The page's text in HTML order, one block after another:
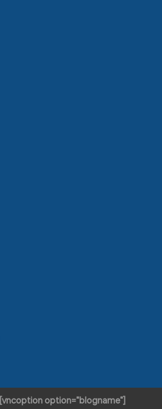
[vncoption option="blogname"]